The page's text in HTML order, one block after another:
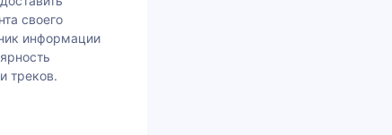
своего
информации
треков.